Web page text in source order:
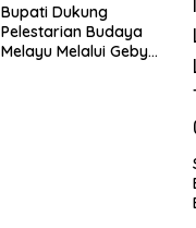
Bupati Dukung
Pelestarian Budaya
Melayu Melalui Gebyar